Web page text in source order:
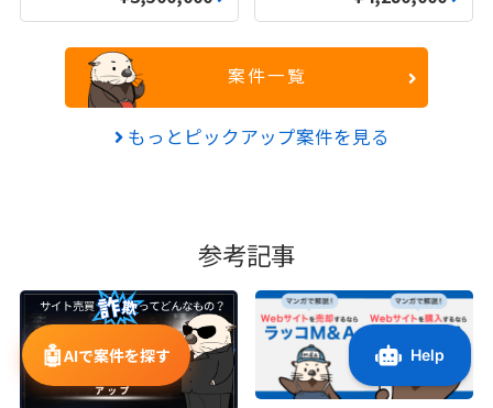
案件一覧
もっとピックアップ案件を見る
参考記事
🤖AIで案件を探す